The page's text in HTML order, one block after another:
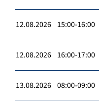
12.08.2026 15:00-16:00
12.08.2026 16:00-17:00
13.08.2026 08:00-09:00